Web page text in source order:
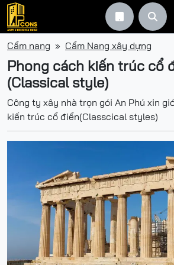

Cẩm nang Cẩm Nang xây dựng
Phong cách kiến trúc cổ
(Classical style)
Công ty xây nhà trọn gói An Phú xin
kiến trúc cổ điển(Classcical styles)